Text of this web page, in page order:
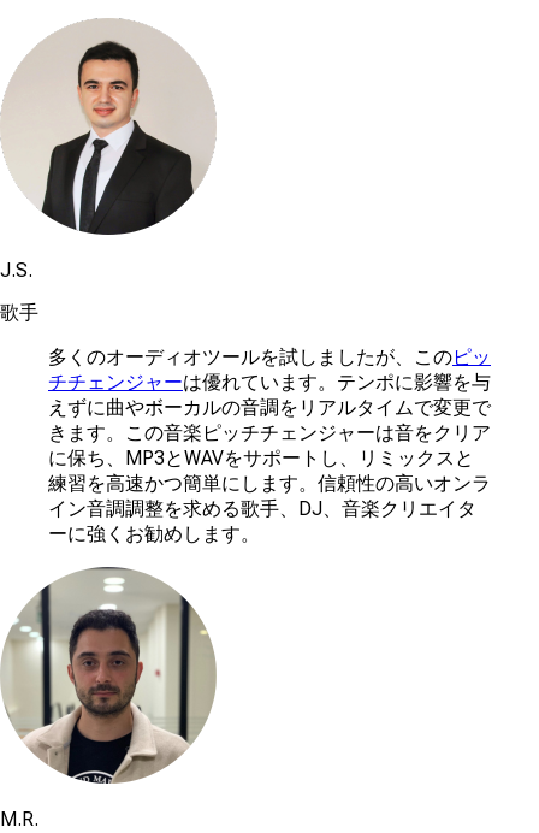
J.S.
歌手
多くのオーディオツールを試しましたが、このピッ
チチェンジャーは優れています。テンポに影響を与
えずに曲やボーカルの音調をリアルタイムで変更で
きます。この音楽ピッチチェンジャーは音をクリア
に保ち、MP3とWAVをサポートし、リミックスと
練習を高速かつ簡単にします。信頼性の高いオンラ
イン音調調整を求める歌手、DJ、音楽クリエイタ
ーに強くお勧めします。
M.R.